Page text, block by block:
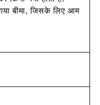
बीमा, जिसके लिए आम